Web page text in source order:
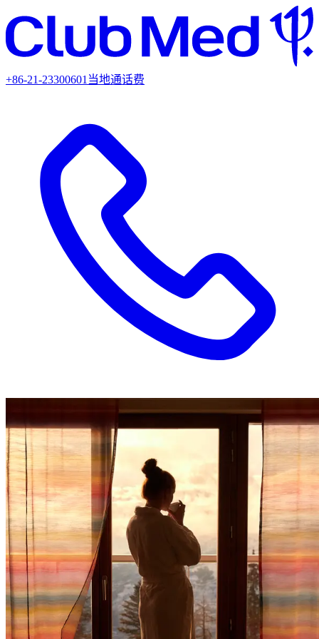
+86-21-23300601 当地通话费